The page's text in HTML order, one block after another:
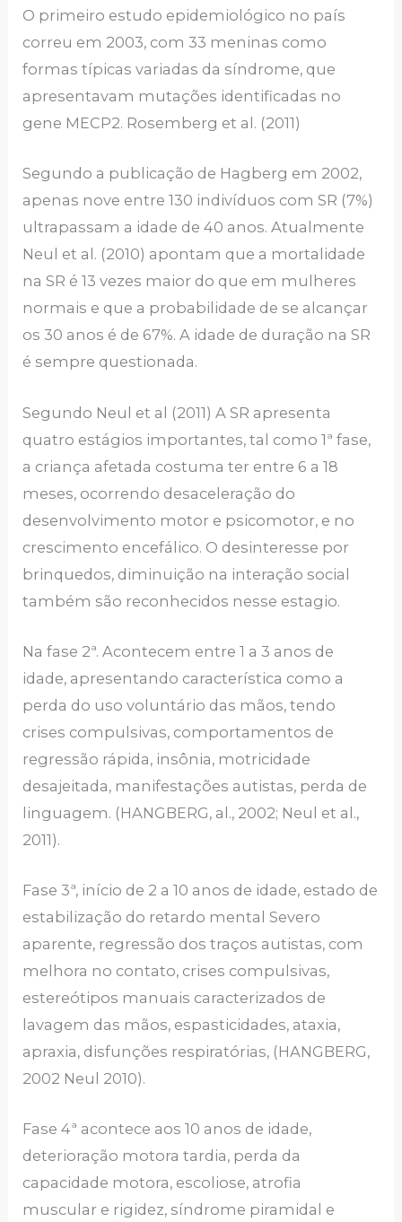
O primeiro estudo epidemiológico no país
correu em 2003, com 33 meninas como
formas típicas variadas da síndrome, que
apresentavam mutações identificadas no
gene MECP2. Rosemberg et al. (2011)
Segundo a publicação de Hagberg em 2002,
apenas nove entre 130 indivíduos com SR (7%)
ultrapassam a idade de 40 anos. Atualmente
Neul et al. (2010) apontam que a mortalidade
na SR é 13 vezes maior do que em mulheres
normais e que a probabilidade de se alcançar
os 30 anos é de 67%. A idade de duração na SR
é sempre questionada.
Segundo Neul et al (2011) A SR apresenta
quatro estágios importantes, tal como 1ª fase,
a criança afetada costuma ter entre 6 a 18
meses, ocorrendo desaceleração do
desenvolvimento motor e psicomotor, e no
crescimento encefálico. O desinteresse por
brinquedos, diminuição na interação social
também são reconhecidos nesse estagio.
Na fase 2ª. Acontecem entre 1 a 3 anos de
idade, apresentando característica como a
perda do uso voluntário das mãos, tendo
crises compulsivas, comportamentos de
regressão rápida, insônia, motricidade
desajeitada, manifestações autistas, perda de
linguagem. (HANGBERG, al., 2002; Neul et al.,
2011).
Fase 3ª, início de 2 a 10 anos de idade, estado de
estabilização do retardo mental Severo
aparente, regressão dos traços autistas, com
melhora no contato, crises compulsivas,
estereótipos manuais caracterizados de
lavagem das mãos, espasticidades, ataxia,
apraxia, disfunções respiratórias, (HANGBERG,
2002 Neul 2010).
Fase 4ª acontece aos 10 anos de idade,
deterioração motora tardia, perda da
capacidade motora, escoliose, atrofia
muscular e rigidez, síndrome piramidal e